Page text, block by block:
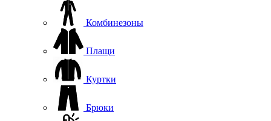
Комбинезоны
Плащи
Куртки
Брюки